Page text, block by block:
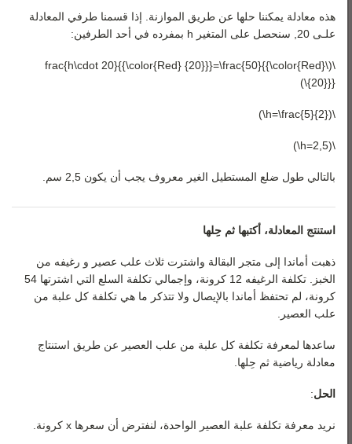
هذه معادلة يمكننا حلها عن طريق الموازنة. إذا قسمنا طرفي المعادلة
علـى 20, سنحصل على المتغير h بمفرده في أحد الطرفين:
\(\frac{h\cdot 20}{{\color{Red} {20}}}=\frac{50}{{\color{Red}
{20}}}\)
\(h=\frac{5}{2}\)
\(2,5=h\)
بالتالي طول ضلع المستطيل الغير معروف يجب أن يكون 2,5 سم.
استنتج المعادلة، أكتبها ثم حِلها
ذهبت أماندا إلى متجر البقالة واشترت ثلاث علب عصير و رغيفه من
الخبز. تكلفة الرغيفه 12 كرونة، وإجمالي تكلفة السلع التي اشترتها 54
كرونة، لم تحتفظ أماندا بالإيصال ولا تتذكر ما هي تكلفة كل علبة من
علب العصير.
ساعدها لمعرفة تكلفة كل علبة من علب العصير عن طريق استنتاج
معادلة رياضية ثم حِلها.
الحل:
نريد معرفة تكلفة علبة العصير الواحدة، لنفترض أن سعرها x كرونة.